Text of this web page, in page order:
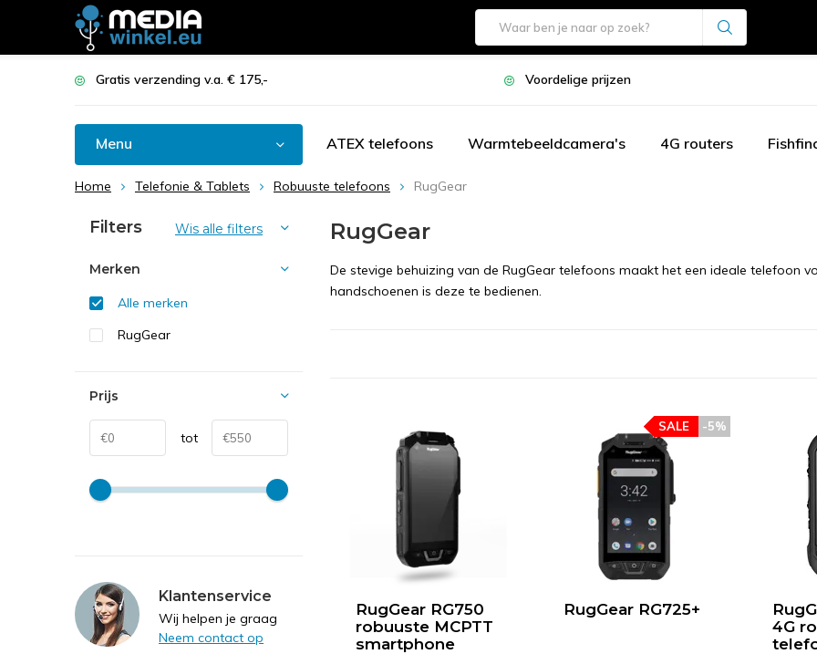
Gratis verzending v.a. € 175,- Voordelige prijzen
Menu ATEX telefoons Warmtebeeldcamera's 4G routers
Home Telefonie & Tablets Robuuste telefoons RugGear
RugGear
De stevige behuizing van de RugGear telefoons maakt het een ideale telefoon
handschoenen is deze te bedienen.
RugGear RG750
robuuste MCPTT
smartphone
RugGear RG725+
-5%
SALE
4G
Filters Wis alle filters
Merken
Alle merken
RugGear
Prijs
tot
Klantenservice
Wij helpen je graag
Neem contact op